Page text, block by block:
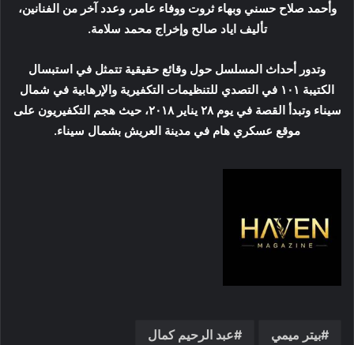
وأحمد صلاح حسني وبهاء ثروت ووفاء عامر، وعدد آخر من الفنانين،
تأليف اياد صالح وإخراج محمد سلامة.
وتدور أحداث المسلسل حول وقائع حقيقية تتمثل في استبسال
الكتيبة ١٠١ في التصدي للتنظيمات التكفيرية والإرهابية في شمال
سيناء وتبدأ القصة في يوم ٢٨ يناير ٢٠١٨، حيث هجم التكفيريون على
موقع عسكري هام في مدينة العريش بشمال سيناء.
بيتر ميمي عبد الرحيم كمال